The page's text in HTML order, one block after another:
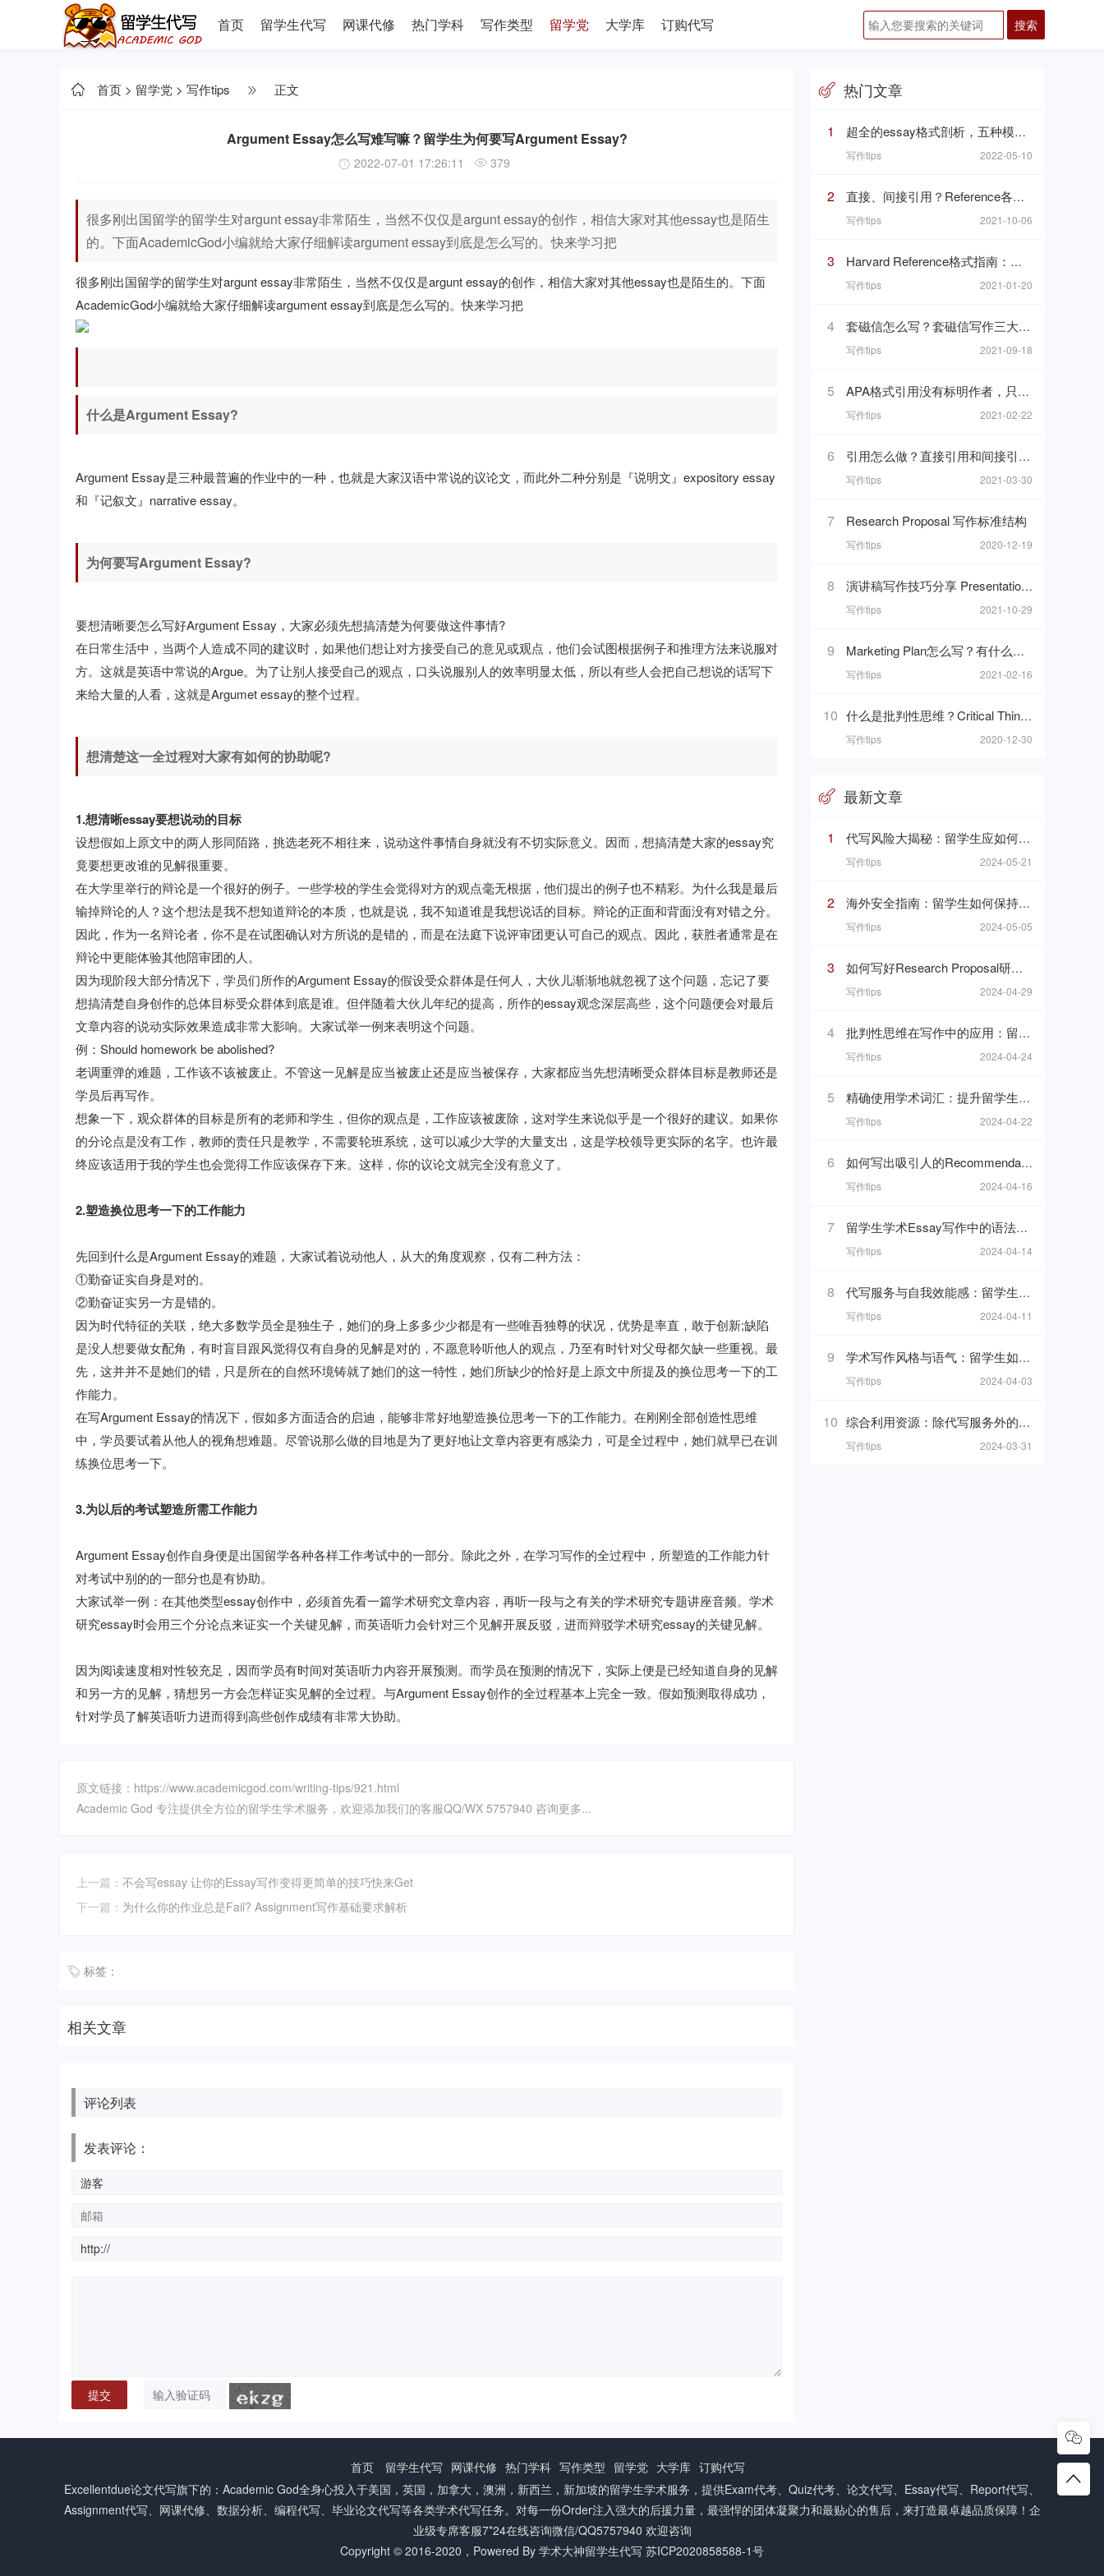
首页 留学生代写 网课代修 热门学科 写作类型 留学党 大学库 订购代写
首页 > 留学党 > 写作tips 正文
Argument Essay怎么写难写嘛？留学生为何要写Argument Essay?
2022-07-01 17:26:11 379
很多刚出国留学的留学生对argunt essay非常陌生，当然不仅仅是argunt essay的创作，相信大家对其他essay也是陌生
的。下面AcademicGod小编就给大家仔细解读argument essay到底是怎么写的。快来学习把
很多刚出国留学的留学生对argunt essay非常陌生，当然不仅仅是argunt essay的创作，相信大家对其他essay也是陌生的。下面
AcademicGod小编就给大家仔细解读argument essay到底是怎么写的。快来学习把
什么是Argument Essay?
Argument Essay是三种最普遍的作业中的一种，也就是大家汉语中常说的议论文，而此外二种分别是『说明文』expository essay
和『记叙文』narrative essay。
为何要写Argument Essay?
要想清晰要怎么写好Argument Essay，大家必须先想搞清楚为何要做这件事情?
在日常生活中，当两个人造成不同的建议时，如果他们想让对方接受自己的意见或观点，他们会试图根据例子和推理方法来说服对
方。这就是英语中常说的Argue。为了让别人接受自己的观点，口头说服别人的效率明显太低，所以有些人会把自己想说的话写下
来给大量的人看，这就是Argumet essay的整个过程。
想清楚这一全过程对大家有如何的协助呢?
1.想清晰essay要想说动的目标
设想假如上原文中的两人形同陌路，挑选老死不相往来，说动这件事情自身就没有不切实际意义。因而，想搞清楚大家的essay究
竟要想更改谁的见解很重要。
在大学里举行的辩论是一个很好的例子。一些学校的学生会觉得对方的观点毫无根据，他们提出的例子也不精彩。为什么我是最后
输掉辩论的人？这个想法是我不想知道辩论的本质，也就是说，我不知道谁是我想说话的目标。辩论的正面和背面没有对错之分。
因此，作为一名辩论者，你不是在试图确认对方所说的是错的，而是在法庭下说评审团更认可自己的观点。因此，获胜者通常是在
辩论中更能体验其他陪审团的人。
因为现阶段大部分情况下，学员们所作的Argument Essay的假设受众群体是任何人，大伙儿渐渐地就忽视了这个问题，忘记了要
想搞清楚自身创作的总体目标受众群体到底是谁。但伴随着大伙儿年纪的提高，所作的essay观念深层高些，这个问题便会对最后
文章内容的说动实际效果造成非常大影响。大家试举一例来表明这个问题。
例：Should homework be abolished?
老调重弹的难题，工作该不该被废止。不管这一见解是应当被废止还是应当被保存，大家都应当先想清晰受众群体目标是教师还是
学员后再写作。
想象一下，观众群体的目标是所有的老师和学生，但你的观点是，工作应该被废除，这对学生来说似乎是一个很好的建议。如果你
的分论点是没有工作，教师的责任只是教学，不需要轮班系统，这可以减少大学的大量支出，这是学校领导更实际的名字。也许最
终应该适用于我的学生也会觉得工作应该保存下来。这样，你的议论文就完全没有意义了。
2.塑造换位思考一下的工作能力
先回到什么是Argument Essay的难题，大家试着说动他人，从大的角度观察，仅有二种方法：
①勤奋证实自身是对的。
②勤奋证实另一方是错的。
因为时代特征的关联，绝大多数学员全是独生子，她们的身上多多少少都是有一些唯吾独尊的状况，优势是率直，敢于创新;缺陷
是没人想要做女配角，有时盲目跟风觉得仅有自身的见解是对的，不愿意聆听他人的观点，乃至有时针对父母都欠缺一些重视。最
先，这并并不是她们的错，只是所在的自然环境铸就了她们的这一特性，她们所缺少的恰好是上原文中所提及的换位思考一下的工
作能力。
在写Argument Essay的情况下，假如多方面适合的启迪，能够非常好地塑造换位思考一下的工作能力。在刚刚全部创造性思维
中，学员要试着从他人的视角想难题。尽管说那么做的目地是为了更好地让文章内容更有感染力，可是全过程中，她们就早已在训
练换位思考一下。
3.为以后的考试塑造所需工作能力
Argument Essay创作自身便是出国留学各种各样工作考试中的一部分。除此之外，在学习写作的全过程中，所塑造的工作能力针
对考试中别的的一部分也是有协助。
大家试举一例：在其他类型essay创作中，必须首先看一篇学术研究文章内容，再听一段与之有关的学术研究专题讲座音频。学术
研究essay时会用三个分论点来证实一个关键见解，而英语听力会针对三个见解开展反驳，进而辩驳学术研究essay的关键见解。
因为阅读速度相对性较充足，因而学员有时间对英语听力内容开展预测。而学员在预测的情况下，实际上便是已经知道自身的见解
和另一方的见解，猜想另一方会怎样证实见解的全过程。与Argument Essay创作的全过程基本上完全一致。假如预测取得成功，
针对学员了解英语听力进而得到高些创作成绩有非常大协助。
原文链接：https://www.academicgod.com/writing-tips/921.html
Academic God 专注提供全方位的留学生学术服务，欢迎添加我们的客服QQ/WX 5757940 咨询更多...
上一篇： 不会写essay 让你的Essay写作变得更简单的技巧快来Get
下一篇： 为什么你的作业总是Fail? Assignment写作基础要求解析
标签：
相关文章
评论列表
发表评论：
热门文章
1 超全的essay格式剖析，五种模板一次搞定Essay这个“八股文”
写作tips 2022-05-10
2 直接、间接引用？Reference各种魔鬼细节你都掌握了吗
写作tips 2021-10-06
3 Harvard Reference格式指南：哈佛参考文献格式与文内引用格式
写作tips 2021-01-20
4 套磁信怎么写？套磁信写作三大基础礼仪你知道吗
写作tips 2021-09-18
5 APA格式引用没有标明作者，只有组织和最新更新时间的网页，在reference list里要怎么写
写作tips 2021-02-22
6 引用怎么做？直接引用和间接引用使用方法
写作tips 2021-03-30
7 Research Proposal 写作标准结构
写作tips 2020-12-19
8 演讲稿写作技巧分享 Presentation格式以及一些万能模板句分享
写作tips 2021-10-29
9 Marketing Plan怎么写？有什么写点？我们做市场计划的目的是什么呢？
写作tips 2021-02-16
10 什么是批判性思维？Critical Thinking写作技巧解析
写作tips 2020-12-30
最新文章
1 代写风险大揭秘：留学生应如何识别和避免
写作tips 2024-05-21
2 海外安全指南：留学生如何保持个人安全
写作tips 2024-05-05
3 如何写好Research Proposal研究计划：研究计划写作的七个要素
写作tips 2024-04-29
4 批判性思维在写作中的应用：留学生指南
写作tips 2024-04-24
5 精确使用学术词汇：提升留学生论文质量的关键技巧
写作tips 2024-04-22
6 如何写出吸引人的Recommendation Letter？写作解析与技巧！
写作tips 2024-04-16
7 留学生学术Essay写作中的语法细节与易错点剖析
写作tips 2024-04-14
8 代写服务与自我效能感：留学生如何维持学习动力
写作tips 2024-04-11
9 学术写作风格与语气：留学生如何把握平衡
写作tips 2024-04-03
10 综合利用资源：除代写服务外的学习辅助工具介绍
写作tips 2024-03-31
首页 留学生代写 网课代修 热门学科 写作类型 留学党 大学库 订购代写
Excellentdue论文代写旗下的：Academic God全身心投入于美国，英国，加拿大，澳洲，新西兰，新加坡的留学生学术服务，提供Exam代考、Quiz代考、论文代写、Essay代写、Report代写、
Assignment代写、网课代修、数据分析、编程代写、毕业论文代写等各类学术代写任务。对每一份Order注入强大的后援力量，最强悍的团体凝聚力和最贴心的售后，来打造最卓越品质保障！企
业级专席客服7*24在线咨询微信/QQ5757940 欢迎咨询
Copyright © 2016-2020，Powered By 学术大神留学生代写 苏ICP2020858588-1号